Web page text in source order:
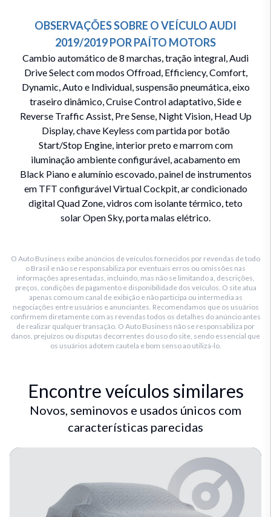
OBSERVAÇÕES SOBRE O VEÍCULOAUDI
2019/2019PORPAÍTO MOTORS
Cambio automático de 8 marchas, tração integral, Audi
Drive Select com modos Offroad, Efficiency, Comfort,
Dynamic, Auto e Individual, suspensão pneumática, eixo
traseiro dinâmico, Cruise Control adaptativo, Side e
Reverse Traffic Assist, Pre Sense, Night Vision, Head Up
Display, chave Keyless com partida por botão
Start/Stop Engine, interior preto e marrom com
iluminação ambiente configurável, acabamento em
Black Piano e alumínio escovado, painel de instrumentos
em TFT configurável Virtual Cockpit, ar condicionado
digital Quad Zone, vidros com isolante térmico, teto
solar Open Sky, porta malas elétrico.
O Auto Business exibe anúncios de veículos fornecidos por revendas de todo
o Brasil e não se responsabiliza por eventuais erros ou omissões nas
informações apresentadas, incluindo, mas não se limitando a, descrições,
preços, condições de pagamento e disponibilidade dos veículos. O site atua
apenas como um canal de exibição e não participa ou intermedia as
negociações entre usuários e anunciantes. Recomendamos que os usuários
confirmem diretamente com as revendas todos os detalhes do anúncio antes
de realizar qualquer transação. O Auto Business não se responsabiliza por
danos, prejuízos ou disputas decorrentes do uso do site, sendo essencial que
os usuários adotem cautela e bom senso ao utilizá-lo.
Encontre veículos similares
Novos, seminovos e usados únicos com
características parecidas